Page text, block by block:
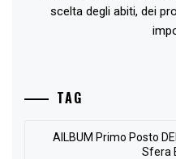
scelta degli abiti, dei
TAG
AlLBUM Primo Posto
Sfera